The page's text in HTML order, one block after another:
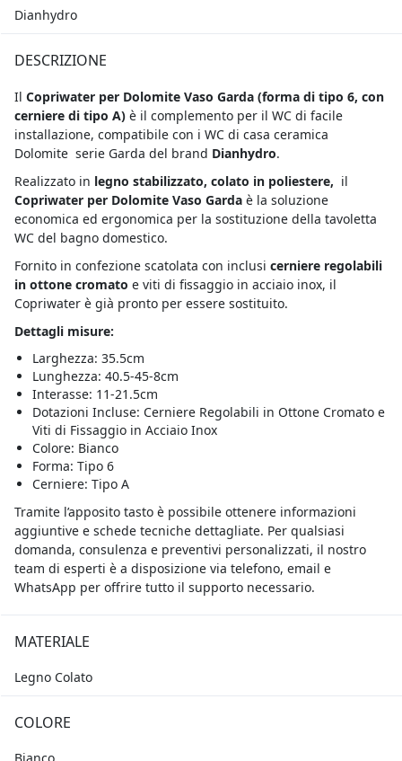
Dianhydro
DESCRIZIONE
Il Copriwater per Dolomite Vaso Garda (forma di tipo 6, con
cerniere di tipo A) è il complemento per il WC di facile
installazione, compatibile con i WC di casa ceramica
Dolomite serie Garda del brand Dianhydro.
Realizzato in legno stabilizzato, colato in poliestere, il
Copriwater per Dolomite Vaso Garda è la soluzione
economica ed ergonomica per la sostituzione della tavoletta
WC del bagno domestico.
Fornito in confezione scatolata con inclusi cerniere regolabili
in ottone cromato e viti di fissaggio in acciaio inox, il
Copriwater è già pronto per essere sostituito.
Dettagli misure:
Larghezza: 35.5cm
Lunghezza: 40.5-45-8cm
Interasse: 11-21.5cm
Dotazioni Incluse: Cerniere Regolabili in Ottone Cromato e
Viti di Fissaggio in Acciaio Inox
Colore: Bianco
Forma: Tipo 6
Cerniere: Tipo A
Tramite l’apposito tasto è possibile ottenere informazioni
aggiuntive e schede tecniche dettagliate. Per qualsiasi
domanda, consulenza e preventivi personalizzati, il nostro
team di esperti è a disposizione via telefono, email e
WhatsApp per offrire tutto il supporto necessario.
MATERIALE
Legno Colato
COLORE
Bianco